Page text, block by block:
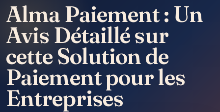
Alma Paiement : Un
Avis Détaillé sur
cette Solution de
Paiement pour les
Entreprises